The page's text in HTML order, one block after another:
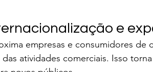
e
empresas e consumidores de
atividades comerciais. Isso